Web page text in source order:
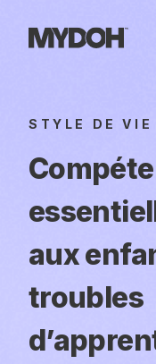
content
STYLE DE VIE
aux
troubles